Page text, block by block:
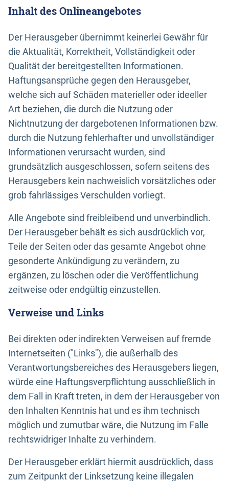
Inhalt des Onlineangebotes
Der Herausgeber übernimmt keinerlei Gewähr für
die Aktualität, Korrektheit, Vollständigkeit oder
Qualität der bereitgestellten Informationen.
Haftungsansprüche gegen den Herausgeber,
welche sich auf Schäden materieller oder ideeller
Art beziehen, die durch die Nutzung oder
Nichtnutzung der dargebotenen Informationen bzw.
durch die Nutzung fehlerhafter und unvollständiger
Informationen verursacht wurden, sind
grundsätzlich ausgeschlossen, sofern seitens des
Herausgebers kein nachweislich vorsätzliches oder
grob fahrlässiges Verschulden vorliegt.
Alle Angebote sind freibleibend und unverbindlich.
Der Herausgeber behält es sich ausdrücklich vor,
Teile der Seiten oder das gesamte Angebot ohne
gesonderte Ankündigung zu verändern, zu
ergänzen, zu löschen oder die Veröffentlichung
zeitweise oder endgültig einzustellen.
Verweise und Links
Bei direkten oder indirekten Verweisen auf fremde
Internetseiten ("Links"), die außerhalb des
Verantwortungsbereiches des Herausgebers liegen,
würde eine Haftungsverpflichtung ausschließlich in
dem Fall in Kraft treten, in dem der Herausgeber von
den Inhalten Kenntnis hat und es ihm technisch
möglich und zumutbar wäre, die Nutzung im Falle
rechtswidriger Inhalte zu verhindern.
Der Herausgeber erklärt hiermit ausdrücklich, dass
zum Zeitpunkt der Linksetzung keine illegalen